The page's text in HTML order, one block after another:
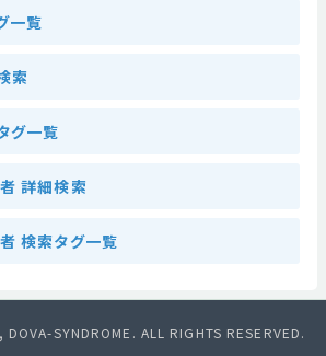
一覧
索
グ一覧
詳細検索
検索タグ一覧
SYNDROME. ALL RIGHTS RESERVED.